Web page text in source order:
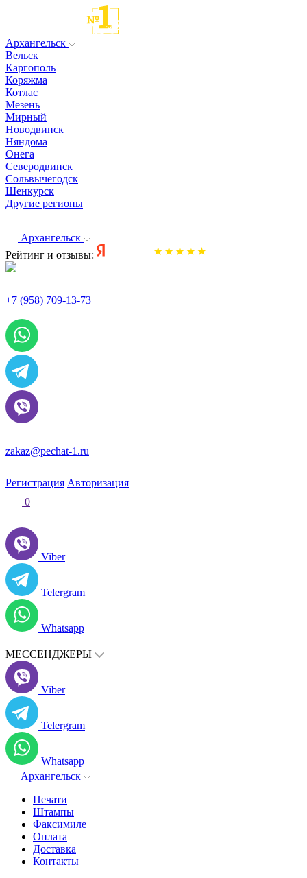
Архангельск
Вельск
Каргополь
Коряжма
Котлас
Мезень
Мирный
Новодвинск
Няндома
Онега
Северодвинск
Сольвычегодск
Шенкурск
Другие регионы
Архангельск
Рейтинг и отзывы:
+7 (958) 709-13-73
zakaz@pechat-1.ru
Регистрация Авторизация
0
Viber
Telergram
Whatsapp
МЕССЕНДЖЕРЫ
Viber
Telergram
Whatsapp
Архангельск
Печати
Штампы
Факсимиле
Оплата
Доставка
Контакты